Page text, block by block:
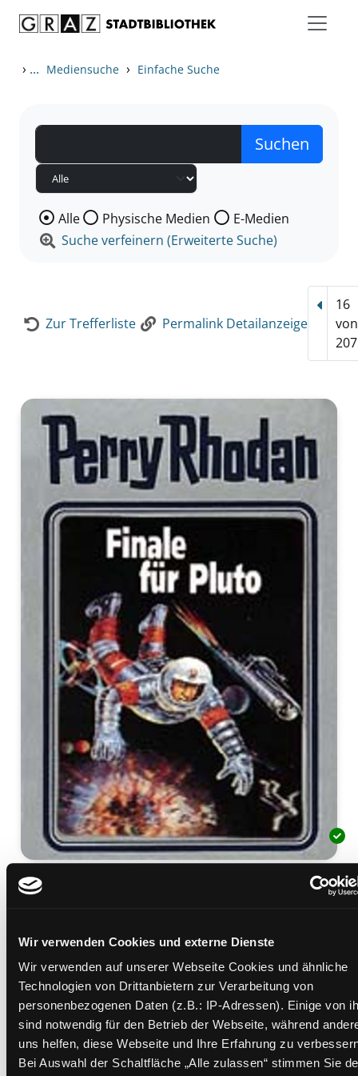
Wir verwenden Cookies und externe Dienste
Wir verwenden auf unserer Webseite Cookies und ähnliche
Technologien von Drittanbietern zur Verarbeitung von
personenbezogenen Daten (z.B.: IP-Adressen). Einige von
sind notwendig für den Betrieb der Webseite, während
uns helfen, diese Webseite und Ihre Erfahrung zu
Bei Auswahl der Schaltfläche „Alle zulassen“ stimmen Sie
› ... Mediensuche › Einfache Suche
Wählen Sie die Medienart nach der Sie suchen wollen.
Alle Physische Medien
E-Medien
Suche verfeinern (Erweiterte Suche)
Zur Trefferliste Permalink Detailanzeige
16
von
207
Finale für Pluto
Suche nach diesem Verfasser
Beschreibung ein-/ausblenden
Mehr Informationen ein-/ausblenden
Exemplare